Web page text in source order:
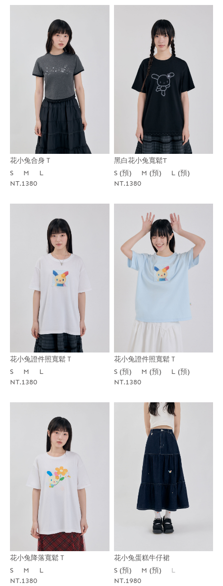
花小兔合身Ｔ
S
M
L
NT.1380
黑白花小兔寬鬆T
S (預)
M (預)
L (預)
NT.1380
花小兔證件照寬鬆Ｔ
S
M
L
NT.1380
花小兔證件照寬鬆Ｔ
S (預)
M (預)
L (預)
NT.1380
花小兔降落寬鬆Ｔ
S
M
L
NT.1380
花小兔蛋糕牛仔裙
S (預)
M (預)
L
NT.1980